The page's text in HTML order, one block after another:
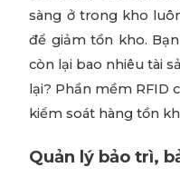
sàng ở trong kho
để giảm tồn kho.
còn lại bao nhiêu tài
lại? Phần mềm RFID
kiểm soát hàng tồn
Quản lý bảo trì,